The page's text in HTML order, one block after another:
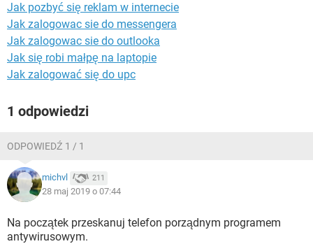
Jak pozbyć się reklam w internecie
Jak zalogowac sie do messengera
Jak zalogowac sie do outlooka
Jak się robi małpę na laptopie
Jak zalogować się do upc
1 odpowiedzi
ODPOWIEDŹ 1 / 1
michvl 211
28 maj 2019 o 07:44
Na początek przeskanuj telefon porządnym programem
antywirusowym.